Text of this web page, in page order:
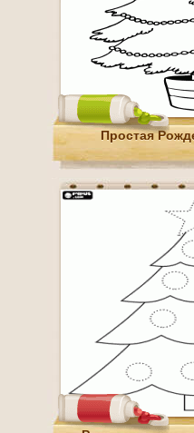
Простая